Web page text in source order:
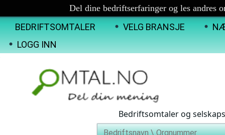
Del dine bedriftserfaringer og les andres
BEDRIFTSOMTALER VELG BRANSJE
LOGG INN
Bedriftsomtaler og